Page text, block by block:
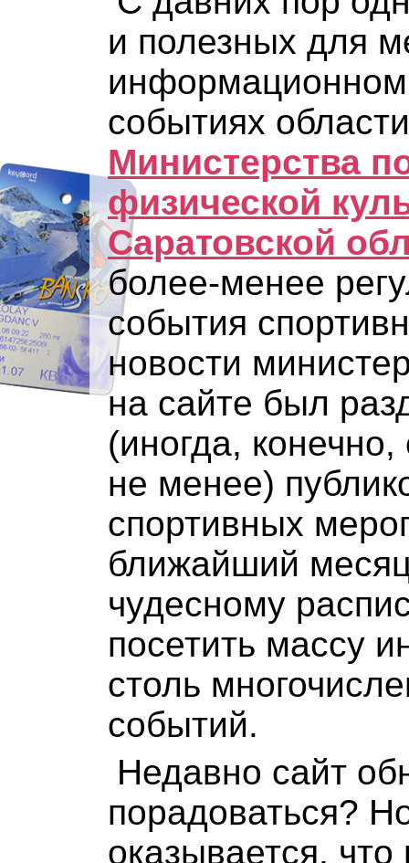
и полезных для
событиях
Министерства
физической
Саратовской
более-менее
события
новости
на сайте был
(иногда,
не менее)
спортивных
ближайший
чудесному
посетить массу
столь
событий.
Недавно сайт
порадоваться?
оказывается,